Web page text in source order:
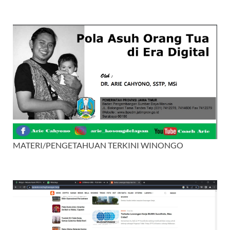
MATERI/PENGETAHUAN TERKINI WINONGO